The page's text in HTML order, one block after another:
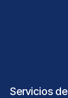
Servicios